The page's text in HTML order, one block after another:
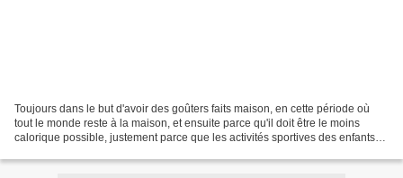
Toujours dans le but d'avoir des goûters faits maison, en cette période où
tout le monde reste à la maison, et ensuite parce qu'il doit être le moins
calorique possible, justement parce que les activités sportives des enfants